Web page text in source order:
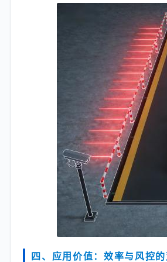
四、应用价值：效率与风控